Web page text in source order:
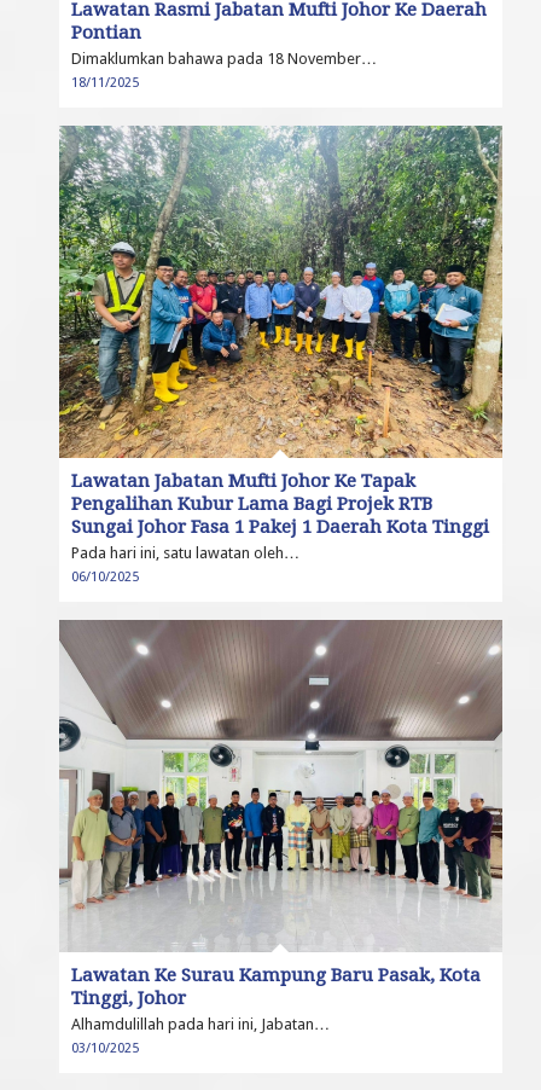
Lawatan Rasmi Jabatan Mufti Johor Ke Daerah
Pontian
Dimaklumkan bahawa pada 18 November…
18/11/2025
Lawatan Jabatan Mufti Johor Ke Tapak
Pengalihan Kubur Lama Bagi Projek RTB
Sungai Johor Fasa 1 Pakej 1 Daerah Kota Tinggi
Pada hari ini, satu lawatan oleh…
06/10/2025
Lawatan Ke Surau Kampung Baru Pasak, Kota
Tinggi, Johor
Alhamdulillah pada hari ini, Jabatan…
03/10/2025